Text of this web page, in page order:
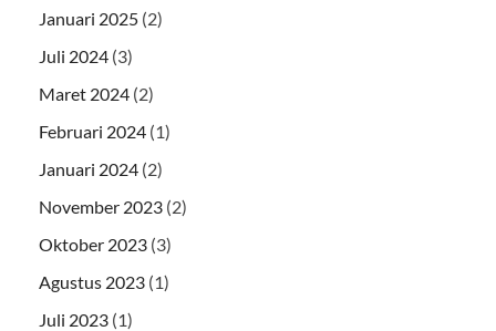
Januari 2025 (2)
Juli 2024 (3)
Maret 2024 (2)
Februari 2024 (1)
Januari 2024 (2)
November 2023 (2)
Oktober 2023 (3)
Agustus 2023 (1)
Juli 2023 (1)